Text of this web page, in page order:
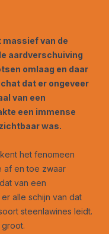
massief van de
aardverschuiving
omlaag en daar
dat er ongeveer
van een
een immense
was.
het fenomeen
af en toe zwaar
van een
alle schijn van dat
steenlawines leidt.